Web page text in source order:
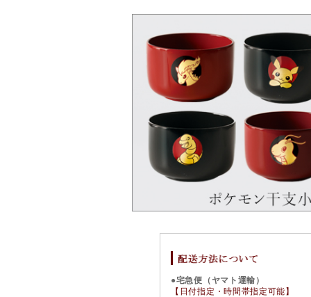
●宅急便（ヤマト運輸）
【日付指定・時間帯指定可能】